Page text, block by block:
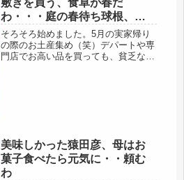
敷きを買う、食卓が春だ
わ・・・庭の春待ち球根、咲
きました。
そろそろ始めました。5月の実家帰り
の際のお土産集め（笑）デパートや専
門店でお高い品を買っても、貧乏な娘
美味しかった猿田彦、母はお
菓子食べたら元気に・・頼む
わ